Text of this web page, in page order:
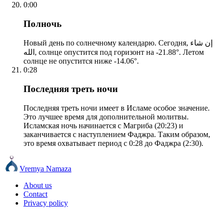
0:00
Полночь
Новый день по солнечному календарю. Сегодня, إن شاء
الله, солнце опустится под горизонт на -21.88°. Летом
солнце не опустится ниже -14.06°.
0:28
Последняя треть ночи
Последняя треть ночи имеет в Исламе особое значение.
Это лучшее время для дополнительной молитвы.
Исламская ночь начинается с Магриба (20:23) и
заканчивается с наступлением Фаджра. Таким образом,
это время охватывает период с 0:28 до Фаджра (2:30).
Vremya Namaza
About us
Contact
Privacy policy